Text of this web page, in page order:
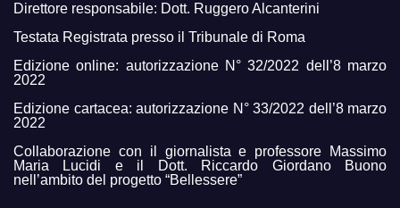
Direttore responsabile: Dott. Ruggero Alcanterini
Testata Registrata presso il Tribunale di Roma
Edizione online: autorizzazione N° 32/2022 dell’8 marzo
2022
Edizione cartacea: autorizzazione N° 33/2022 dell’8 marzo
2022
Collaborazione con il giornalista e professore Massimo
Maria Lucidi e il Dott. Riccardo Giordano Buono
nell’ambito del progetto “Bellessere”